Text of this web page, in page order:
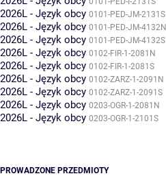
2026L - Język obcy 0101-PED-JM-2131S
2026L - Język obcy 0101-PED-JM-4132N
2026L - Język obcy 0101-PED-JM-4132S
2026L - Język obcy 0102-FIR-1-2081N
2026L - Język obcy 0102-FIR-1-2081S
2026L - Język obcy 0102-ZARZ-1-2091N
2026L - Język obcy 0102-ZARZ-1-2091S
2026L - Język obcy 0203-OGR-1-2081N
2026L - Język obcy 0203-OGR-1-2101S
PROWADZONE PRZEDMIOTY